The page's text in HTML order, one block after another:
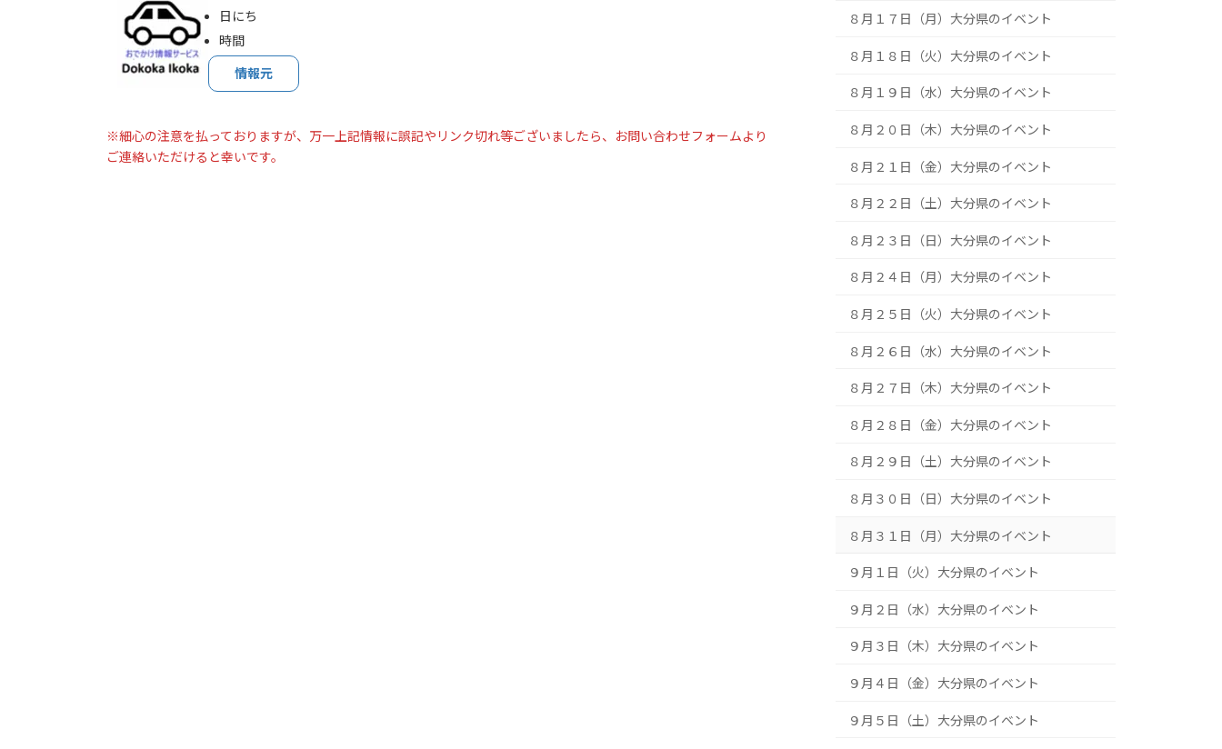
日にち
時間
情報元
※細心の注意を払っておりますが、万一上記情報に誤記やリンク切れ等ございましたら、お問い合わせフォームより
ご連絡いただけると幸いです。
８月１１日（火祝）大分県のイベント
８月１２日（水）大分県のイベント
８月１３日（木）大分県のイベント
８月１４日（金）大分県のイベント
８月１５日（土）大分県のイベント
８月１６日（日）大分県のイベント
８月１７日（月）大分県のイベント
８月１８日（火）大分県のイベント
８月１９日（水）大分県のイベント
８月２０日（木）大分県のイベント
８月２１日（金）大分県のイベント
８月２２日（土）大分県のイベント
８月２３日（日）大分県のイベント
８月２４日（月）大分県のイベント
８月２５日（火）大分県のイベント
８月２６日（水）大分県のイベント
８月２７日（木）大分県のイベント
８月２８日（金）大分県のイベント
８月２９日（土）大分県のイベント
８月３０日（日）大分県のイベント